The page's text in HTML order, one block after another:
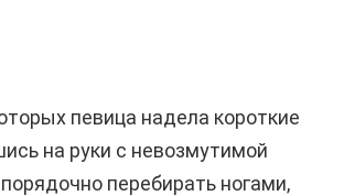
певица надела короткие
на руки с невозмутимой
перебирать ногами,